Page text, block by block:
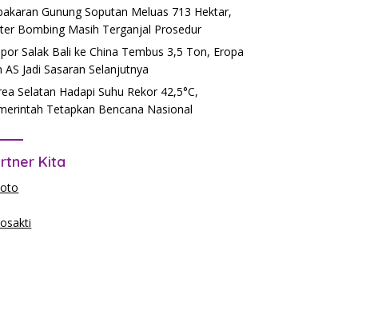
Gunung Soputan Meluas 713 Hektar,
Bombing Masih Terganjal Prosedur
Salak Bali ke China Tembus 3,5 Ton, Eropa
AS Jadi Sasaran Selanjutnya
Selatan Hadapi Suhu Rekor 42,5°C,
Tetapkan Bencana Nasional
Kita